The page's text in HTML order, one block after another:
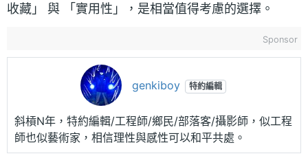
收藏」 與 「實用性」，是相當值得考慮的選擇。
Sponsor
genkiboy 特約編輯
斜槓N年，特約編輯/工程師/鄉民/部落客/攝影師，似工程
師也似藝術家，相信理性與感性可以和平共處。